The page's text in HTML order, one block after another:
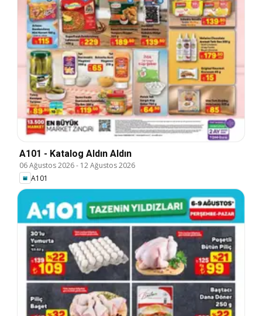
A101 - Katalog Aldın Aldın
06 Ağustos 2026- 12 Ağustos 2026
A101